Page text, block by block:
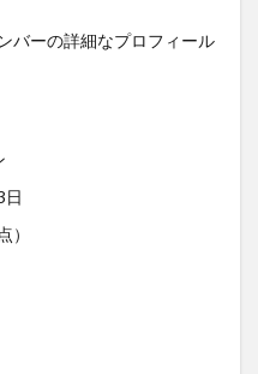
バーの詳細なプロフィール
日
）